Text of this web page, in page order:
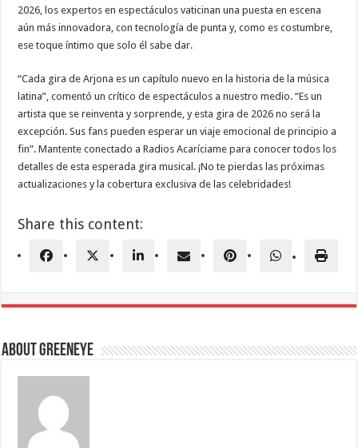
2026, los expertos en espectáculos vaticinan una puesta en escena
aún más innovadora, con tecnología de punta y, como es costumbre,
ese toque íntimo que solo él sabe dar.
“Cada gira de Arjona es un capítulo nuevo en la historia de la música
latina”, comentó un crítico de espectáculos a nuestro medio. “Es un
artista que se reinventa y sorprende, y esta gira de 2026 no será la
excepción. Sus fans pueden esperar un viaje emocional de principio a
fin”. Mantente conectado a Radios Acaríciame para conocer todos los
detalles de esta esperada gira musical. ¡No te pierdas las próximas
actualizaciones y la cobertura exclusiva de las celebridades!
Share this content:
About greeneye